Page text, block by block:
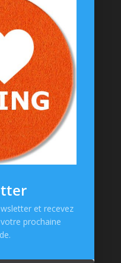
et recevez
prochaine